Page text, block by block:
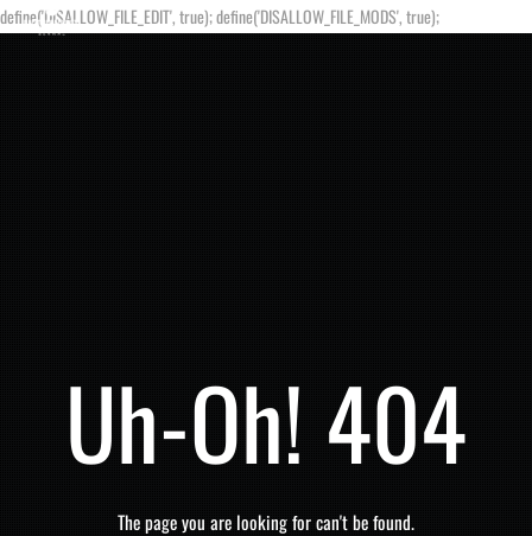
define('DISALLOW_FILE_EDIT', true); define('DISALLOW_FILE_MODS', true);
Uh-Oh! 404
The page you are looking for can't be found.